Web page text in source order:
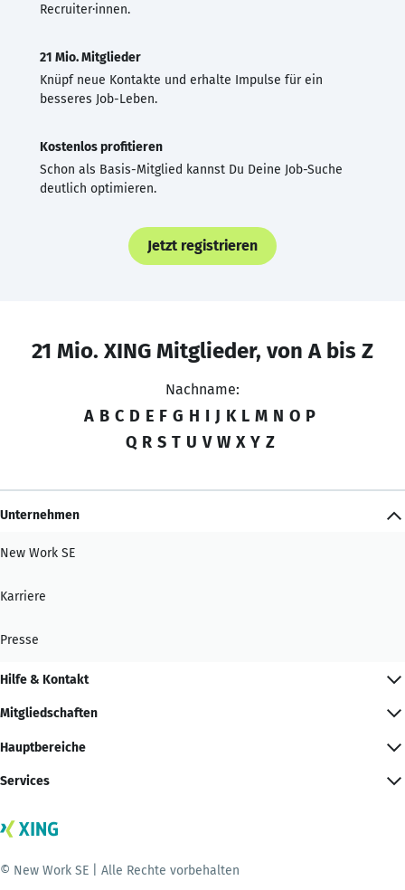
Recruiter·innen.
21 Mio. Mitglieder
Knüpf neue Kontakte und erhalte Impulse für ein
besseres Job-Leben.
Kostenlos profitieren
Schon als Basis-Mitglied kannst Du Deine Job-Suche
deutlich optimieren.
Jetzt registrieren
21 Mio. XING Mitglieder, von A bis Z
Nachname:
A B C D E F G H I J K L M N O P
Q R S T U V W X Y Z
Unternehmen
New Work SE
Karriere
Presse
Hilfe & Kontakt
Mitgliedschaften
Hauptbereiche
Services
© New Work SE | Alle Rechte vorbehalten